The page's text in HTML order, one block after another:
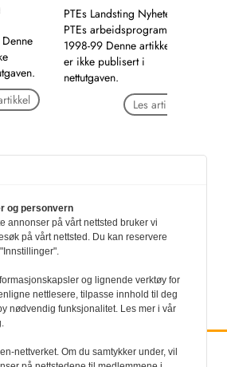
PTEs Landsting Nyheter
PTEs arbeidsprogram
1998-99 Denne artikkelen
er ikke publisert i
nettutgaven.
Les artikkel
Kontakt oss
og personvern
annonser på vårt nettsted bruker vi
på vårt nettsted. Du kan reservere
og lignende verktøy for
nettlesere, tilpasse innhold til deg
nødvendig funksjonalitet. Les mer i vår
nettverket. Om du samtykker under, vil